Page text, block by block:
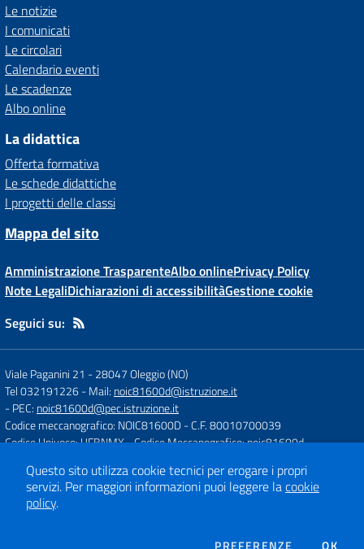
Le notizie
I comunicati
Le circolari
Calendario eventi
Le scadenze
Albo online
La didattica
Offerta formativa
Le schede didattiche
I progetti delle classi
Mappa del sito
Amministrazione TrasparenteAlbo onlinePrivacy Policy
Note LegaliDichiarazioni di accessibilitàGestione cookie
Seguici su:
Viale Paganini 21 -28047 Oleggio (NO)
Tel 032191226- Mail: noic81600d@istruzione.it
- PEC: noic81600d@pec.istruzione.it
Codice meccanografico: NOIC81600D- C.F. 80010700039
Codice Univoco: UFBNMX- Codice Meccanografico: noic81600d
Concept & Design by
Designers Italia
Questo sito utilizza cookie tecnici per erogare i propri
servizi. Per maggiori informazioni puoi leggere lacookie
policy.
PREFERENZE DEI COOKIE
OK